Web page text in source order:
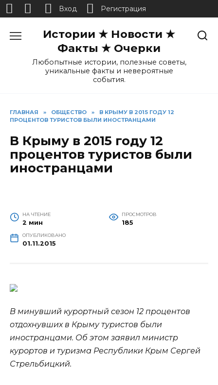
Истории ★ Новости ★
Факты ★ Очерки
Любопытные истории, полезные советы,
уникальные факты и невероятные
события.
ГЛАВНАЯ » ОБЩЕСТВО »
В КРЫМУ В 2015 ГОДУ 12
ПРОЦЕНТОВ ТУРИСТОВ БЫЛИ ИНОСТРАНЦАМИ
В Крыму в 2015 году 12
процентов туристов были
иностранцами
НА ЧТЕНИЕ
2 мин
ПРОСМОТРОВ
185
ОПУБЛИКОВАНО
01.11.2015
В минувший курортный сезон 12 процентов
отдохнувших в Крыму туристов были
иностранцами. Об этом заявил министр
курортов и туризма Республики Крым Сергей
Стрельбицкий.
Вход Регистрация